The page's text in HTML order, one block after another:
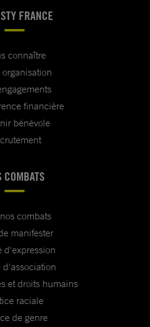
FRANCE
connaître
organisation
financière
bénévole
COMBATS
combats
manifester
d'expression
d'association
et droits humains
raciale
de genre